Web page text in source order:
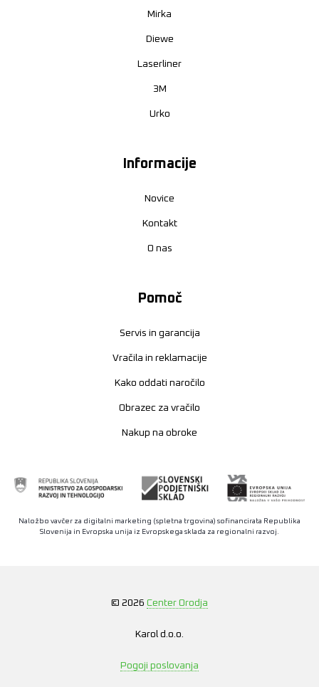
Mirka
Diewe
Laserliner
3M
Urko
Informacije
Novice
Kontakt
O nas
Pomoč
Servis in garancija
Vračila in reklamacije
Kako oddati naročilo
Obrazec za vračilo
Nakup na obroke
Naložbo vavčer za digitalni marketing (spletna trgovina) sofinancirata Republika
Slovenija in Evropska unija iz Evropskega sklada za regionalni razvoj.
© 2026 Center Orodja
Karol d.o.o.
Pogoji poslovanja